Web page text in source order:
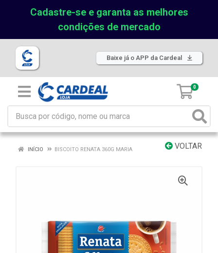
Cadastre-se e garanta as melhores
condições de mercado
Baixe já o APP da Cardeal
0
VOLTAR
INÍCIO BISCOITO RENATA 360G MARIA